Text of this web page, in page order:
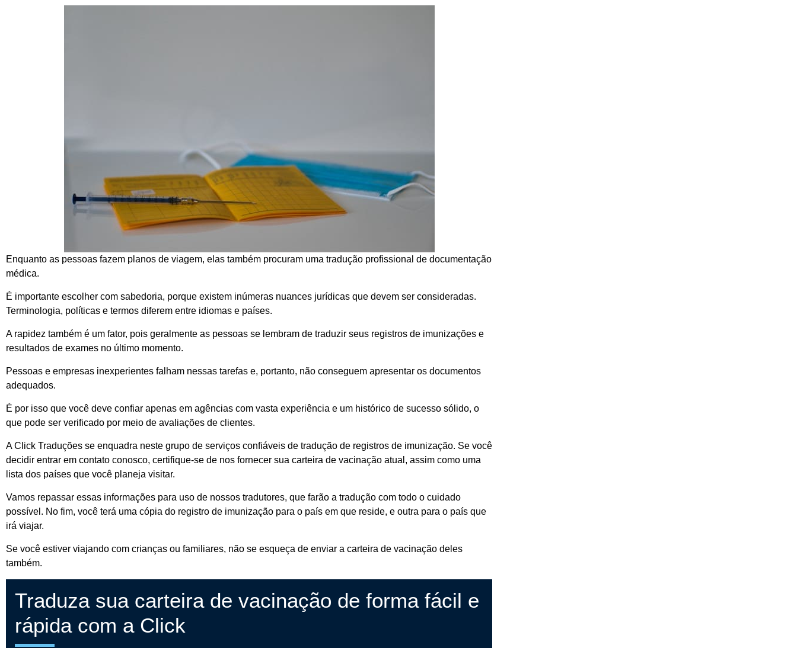
Enquanto as pessoas fazem planos de viagem, elas também procuram uma tradução profissional de documentação
médica.
É importante escolher com sabedoria, porque existem inúmeras nuances jurídicas que devem ser consideradas.
Terminologia, políticas e termos diferem entre idiomas e países.
A rapidez também é um fator, pois geralmente as pessoas se lembram de traduzir seus registros de imunizações e
resultados de exames no último momento.
Pessoas e empresas inexperientes falham nessas tarefas e, portanto, não conseguem apresentar os documentos
adequados.
É por isso que você deve confiar apenas em agências com vasta experiência e um histórico de sucesso sólido, o
que pode ser verificado por meio de avaliações de clientes.
A Click Traduções se enquadra neste grupo de serviços confiáveis ​​de tradução de registros de imunização. Se você
decidir entrar em contato conosco, certifique-se de nos fornecer sua carteira de vacinação atual, assim como uma
lista dos países que você planeja visitar.
Vamos repassar essas informações para uso de nossos tradutores, que farão a tradução com todo o cuidado
possível. No fim, você terá uma cópia do registro de imunização para o país em que reside, e outra para o país que
irá viajar.
Se você estiver viajando com crianças ou familiares, não se esqueça de enviar a carteira de vacinação deles
também.
Traduza sua carteira de vacinação de forma fácil e
rápida com a Click